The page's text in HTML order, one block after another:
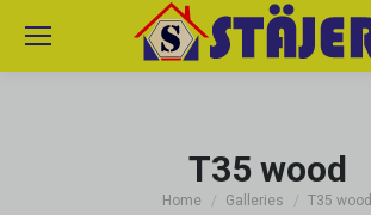
T35 wood
You are here:
Home Galleries T35 wood